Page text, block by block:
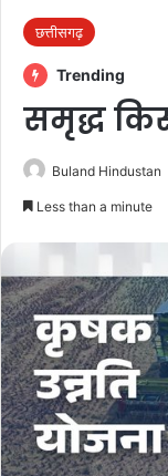
छत्तीसगढ़
Trending
समृद्ध
Buland Hindustan
Less than a minute